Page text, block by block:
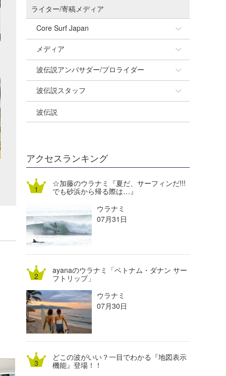
ライター/寄稿メディア
Core Surf Japan
Naoya Kimoto
mitsuteru Kamio
Yasunari Inoue
Yoshiyuki Obata
DELTA FORCE SURF
熊谷素子
メディア
SURFMEDIA
Colors MAGAZINE
WAVAL
波伝説アンバサダー/プロライダー
福島寿実子
中浦“JET”章
進士剛光
植村未来
NOBUFUKU
大野”MAR”修聖
喜納海人
波伝説スタッフ
☆加藤
Aichan
ECE
G◎Da
H
KID
KOBU
KY
MIN
mitz
OYZ
波伝説
アクセスランキング
☆加藤のウラナミ『夏だ、サーフィンだ!!!
でも砂浜から帰る際は…』
ウラナミ
07月31日
ayanaのウラナミ「ベトナム・ダナン サー
フトリップ」
ウラナミ
07月30日
どこの波がいい？一目でわかる『地図表示
機能』登場！！